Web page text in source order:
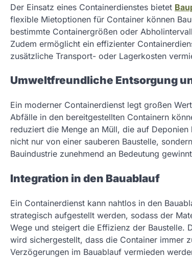
Der Einsatz eines Containerdienstes bietet
flexible Mietoptionen für Container können
bestimmte Containergrößen oder
Zudem ermöglicht ein effizienter
zusätzliche Transport- oder Lagerkosten
Umweltfreundliche Entsorgung
Ein moderner Containerdienst legt großen
Abfälle in den bereitgestellten Containern
reduziert die Menge an Müll, die auf
nicht nur von einer sauberen Baustelle,
Bauindustrie zunehmend an Bedeutung
Integration in den Bauablauf
Ein Containerdienst kann nahtlos in den
strategisch aufgestellt werden, sodass der
Wege und steigert die Effizienz der Baustelle.
wird sichergestellt, dass die Container immer
Verzögerungen im Bauablauf vermieden